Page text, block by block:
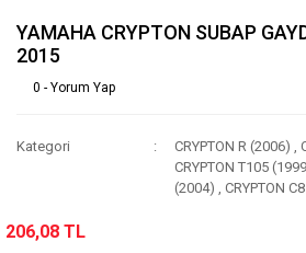
YAMAHA CRYPTON SUBAP
2015
0 - Yorum Yap
Kategori CRYPTON R (2006) ,
CRYPTON T105
(2004) ,CRYPTON
206,08 TL